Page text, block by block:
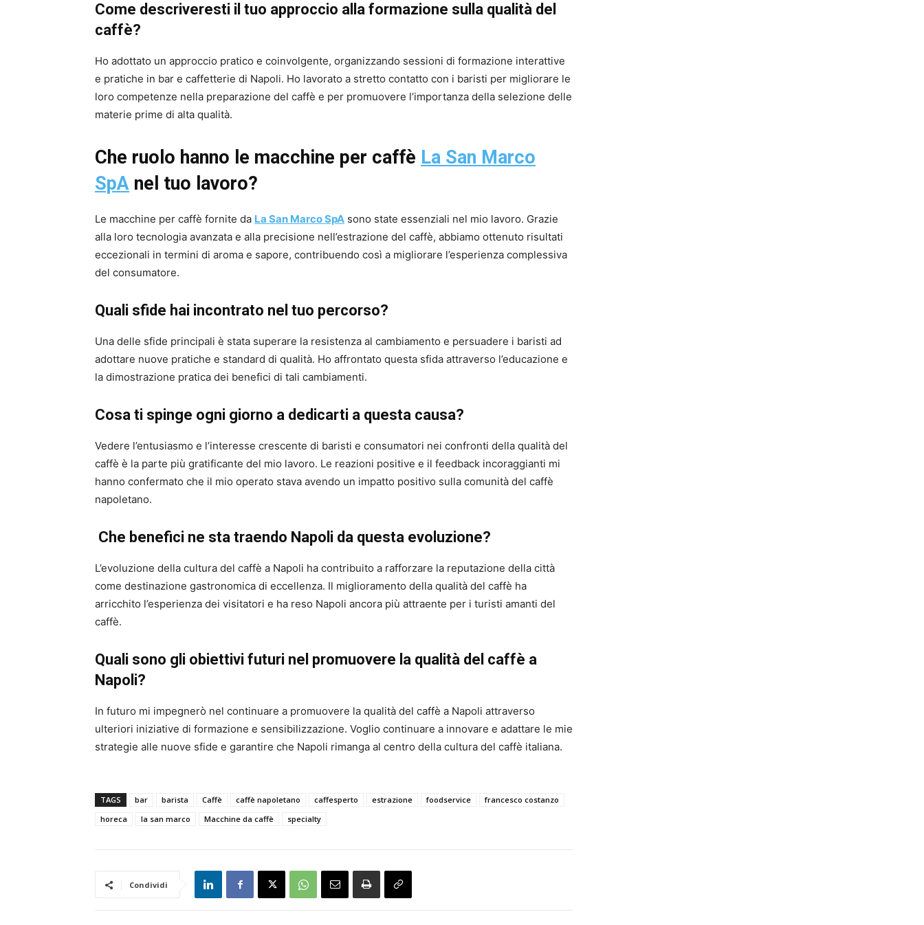
Come descriveresti il tuo approccio alla formazione sulla qualità del
caffè?
Ho adottato un approccio pratico e coinvolgente, organizzando sessioni di formazione interattive
e pratiche in bar e caffetterie di Napoli. Ho lavorato a stretto contatto con i baristi per migliorare le
loro competenze nella preparazione del caffè e per promuovere l’importanza della selezione delle
materie prime di alta qualità.
Che ruolo hanno le macchine per caffè La San Marco
SpA nel tuo lavoro?
Le macchine per caffè fornite da La San Marco SpA sono state essenziali nel mio lavoro. Grazie
alla loro tecnologia avanzata e alla precisione nell’estrazione del caffè, abbiamo ottenuto risultati
eccezionali in termini di aroma e sapore, contribuendo così a migliorare l’esperienza complessiva
del consumatore.
Quali sfide hai incontrato nel tuo percorso?
Una delle sfide principali è stata superare la resistenza al cambiamento e persuadere i baristi ad
adottare nuove pratiche e standard di qualità. Ho affrontato questa sfida attraverso l’educazione e
la dimostrazione pratica dei benefici di tali cambiamenti.
Cosa ti spinge ogni giorno a dedicarti a questa causa?
Vedere l’entusiasmo e l’interesse crescente di baristi e consumatori nei confronti della qualità del
caffè è la parte più gratificante del mio lavoro. Le reazioni positive e il feedback incoraggianti mi
hanno confermato che il mio operato stava avendo un impatto positivo sulla comunità del caffè
napoletano.
Che benefici ne sta traendo Napoli da questa evoluzione?
L’evoluzione della cultura del caffè a Napoli ha contribuito a rafforzare la reputazione della città
come destinazione gastronomica di eccellenza. Il miglioramento della qualità del caffè ha
arricchito l’esperienza dei visitatori e ha reso Napoli ancora più attraente per i turisti amanti del
caffè.
Quali sono gli obiettivi futuri nel promuovere la qualità del caffè a
Napoli?
In futuro mi impegnerò nel continuare a promuovere la qualità del caffè a Napoli attraverso
ulteriori iniziative di formazione e sensibilizzazione. Voglio continuare a innovare e adattare le mie
strategie alle nuove sfide e garantire che Napoli rimanga al centro della cultura del caffè italiana.
TAGS bar barista Caffè caffè napoletano caffesperto estrazione foodservice
francesco costanzo
horeca
la san marco Macchine da caffè specialty
Condividi